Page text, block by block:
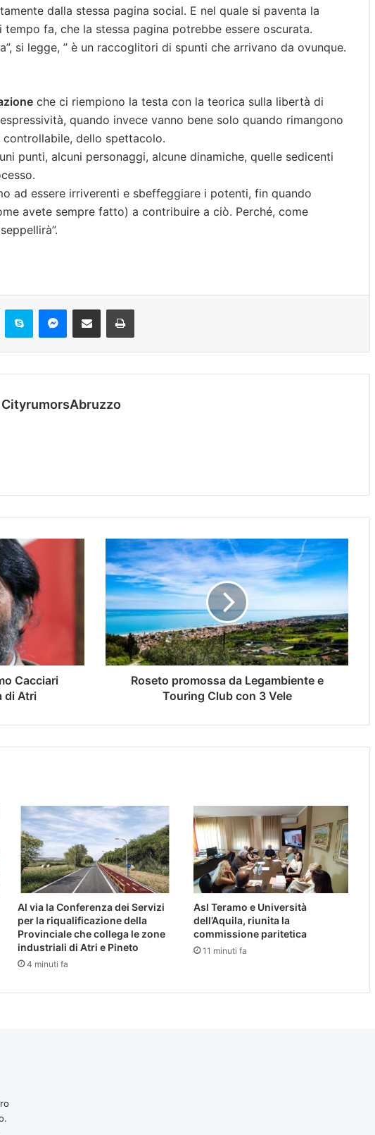
dalla stessa pagina social. E nel quale si paventa la
fa, che la stessa pagina potrebbe essere oscurata.
si legge, ” è un raccoglitori di spunti che arrivano da ovunque.
che ci riempiono la testa con la teorica sulla libertà di
quando invece vanno bene solo quando rimangono
dello spettacolo.
punti, alcuni personaggi, alcune dinamiche, quelle sedicenti
ad essere irriverenti e sbeffeggiare i potenti, fin quando
avete sempre fatto) a contribuire a ciò. Perché, come
CityrumorsAbruzzo
Cacciari
di Atri
Roseto promossa da Legambiente e
Touring Club con 3 Vele
Al via la Conferenza dei Servizi
per la riqualificazione della
Provinciale che collega le zone
industriali di Atri e Pineto
4 minuti fa
Asl Teramo e Università
dell’Aquila, riunita la
commissione paritetica
11 minuti fa